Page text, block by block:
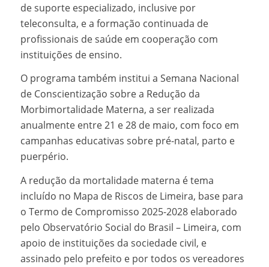
de suporte especializado, inclusive por
teleconsulta, e a formação continuada de
profissionais de saúde em cooperação com
instituições de ensino.
O programa também institui a Semana Nacional
de Conscientização sobre a Redução da
Morbimortalidade Materna, a ser realizada
anualmente entre 21 e 28 de maio, com foco em
campanhas educativas sobre pré-natal, parto e
puerpério.
A redução da mortalidade materna é tema
incluído no Mapa de Riscos de Limeira, base para
o Termo de Compromisso 2025-2028 elaborado
pelo Observatório Social do Brasil – Limeira, com
apoio de instituições da sociedade civil, e
assinado pelo prefeito e por todos os vereadores